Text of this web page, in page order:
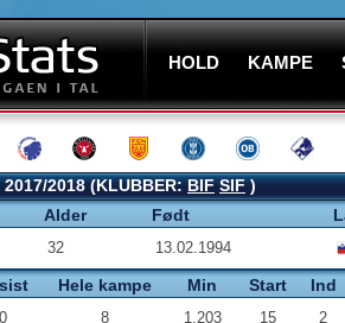
HOLD KAMPE
2017/2018 (KLUBBER:BIF SIF)
Alder Født
32 13.02.1994
Hele kampe Min Start Ind
0 8 1.203 15 2